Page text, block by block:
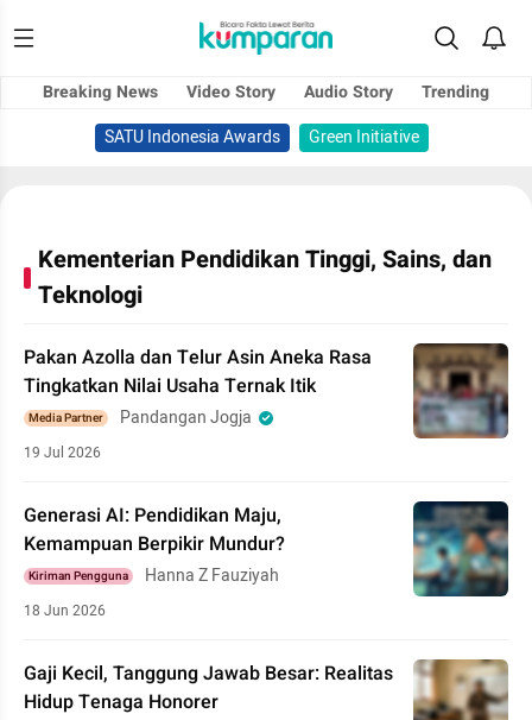
Breaking News Video Story Audio Story
Trending
SATU Indonesia Awards
Green Initiative
Kementerian Pendidikan Tinggi, Sains, dan
Teknologi
Pakan Azolla dan Telur Asin Aneka Rasa
Tingkatkan Nilai Usaha Ternak Itik
Media Partner Pandangan Jogja
19 Jul 2026
Generasi AI: Pendidikan Maju,
Kemampuan Berpikir Mundur?
Kiriman Pengguna Hanna Z Fauziyah
18 Jun 2026
Gaji Kecil, Tanggung Jawab Besar: Realitas
Hidup Tenaga Honorer